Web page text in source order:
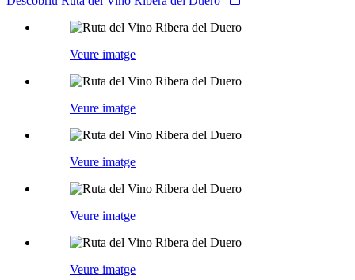
Veure imatge
Veure imatge
Veure imatge
Veure imatge
Veure imatge